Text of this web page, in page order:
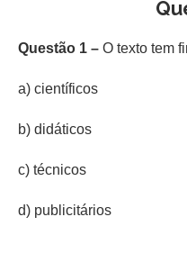
Questão 1 – O texto tem
a) científicos
b) didáticos
c) técnicos
d) publicitários